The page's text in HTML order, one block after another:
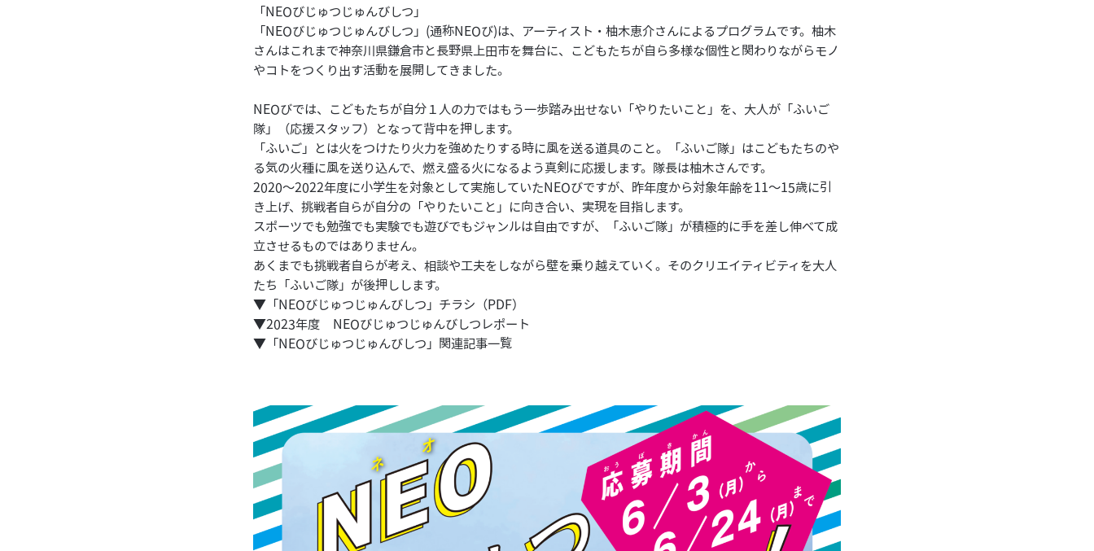
「NEOびじゅつじゅんびしつ」
「NEOびじゅつじゅんびしつ」(通称NEOび)は、アーティスト・柚木恵介さんによるプログラムです。柚木
さんはこれまで神奈川県鎌倉市と長野県上田市を舞台に、こどもたちが自ら多様な個性と関わりながらモノ
やコトをつくり出す活動を展開してきました。
NEOびでは、こどもたちが自分１人の力ではもう一歩踏み出せない「やりたいこと」を、大人が「ふいご
隊」（応援スタッフ）となって背中を押します。
「ふいご」とは火をつけたり火力を強めたりする時に風を送る道具のこと。「ふいご隊」はこどもたちのや
る気の火種に風を送り込んで、燃え盛る火になるよう真剣に応援します。隊長は柚木さんです。
2020〜2022年度に小学生を対象として実施していたNEOびですが、昨年度から対象年齢を11〜15歳に引
き上げ、挑戦者自らが自分の「やりたいこと」に向き合い、実現を目指します。
スポーツでも勉強でも実験でも遊びでもジャンルは自由ですが、「ふいご隊」が積極的に手を差し伸べて成
立させるものではありません。
あくまでも挑戦者自らが考え、相談や工夫をしながら壁を乗り越えていく。そのクリエイティビティを大人
たち「ふいご隊」が後押しします。
▼ 「NEOびじゅつじゅんびしつ」チラシ（PDF）
▼2023年度 NEOびじゅつじゅんびしつレポート
▼ 「NEOびじゅつじゅんびしつ」関連記事一覧